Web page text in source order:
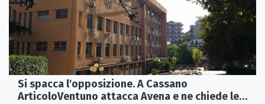
Si spacca l'opposizione. A Cassano
ArticoloVentuno attacca Avena e ne chiede le